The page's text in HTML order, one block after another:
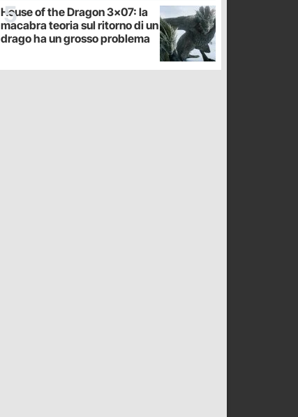
House of the Dragon 3x07: la
macabra teoria sul ritorno di un
drago ha un grosso problema